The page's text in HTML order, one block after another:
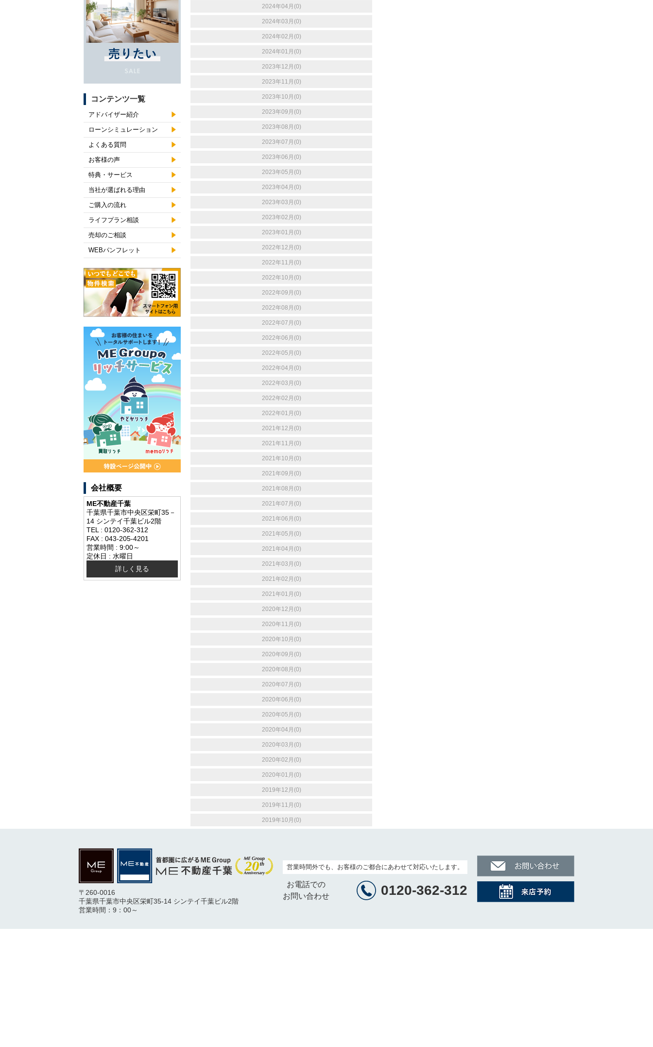
2024年04月(0)
2024年03月(0)
2024年02月(0)
2024年01月(0)
2023年12月(0)
2023年11月(0)
2023年10月(0)
2023年09月(0)
2023年08月(0)
2023年07月(0)
2023年06月(0)
2023年05月(0)
2023年04月(0)
2023年03月(0)
2023年02月(0)
2023年01月(0)
2022年12月(0)
2022年11月(0)
2022年10月(0)
2022年09月(0)
2022年08月(0)
2022年07月(0)
2022年06月(0)
2022年05月(0)
2022年04月(0)
2022年03月(0)
2022年02月(0)
2022年01月(0)
2021年12月(0)
2021年11月(0)
2021年10月(0)
2021年09月(0)
2021年08月(0)
2021年07月(0)
2021年06月(0)
2021年05月(0)
2021年04月(0)
2021年03月(0)
2021年02月(0)
2021年01月(0)
2020年12月(0)
2020年11月(0)
2020年10月(0)
2020年09月(0)
2020年08月(0)
2020年07月(0)
2020年06月(0)
2020年05月(0)
2020年04月(0)
2020年03月(0)
2020年02月(0)
2020年01月(0)
2019年12月(0)
2019年11月(0)
2019年10月(0)
コンテンツ一覧
アドバイザー紹介
ローンシミュレーション
よくある質問
お客様の声
特典・サービス
当社が選ばれる理由
ご購入の流れ
ライフプラン相談
売却のご相談
WEBパンフレット
会社概要
ME不動産千葉
千葉県千葉市中央区栄町35－
14 シンテイ千葉ビル2階
TEL : 0120-362-312
FAX : 043-205-4201
営業時間 : 9:00～
定休日 : 水曜日
詳しく見る
〒260-0016
千葉県千葉市中央区栄町35-14 シンテイ千葉ビル2階
営業時間：9：00～
営業時間外でも、お客様のご都合にあわせて対応いたします。
お電話での
お問い合わせ
0120-362-312